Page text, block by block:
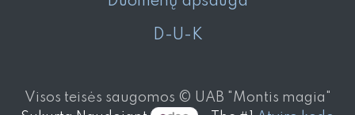
D-U-K
Visos teisės saugomos © UAB "Montis magia"